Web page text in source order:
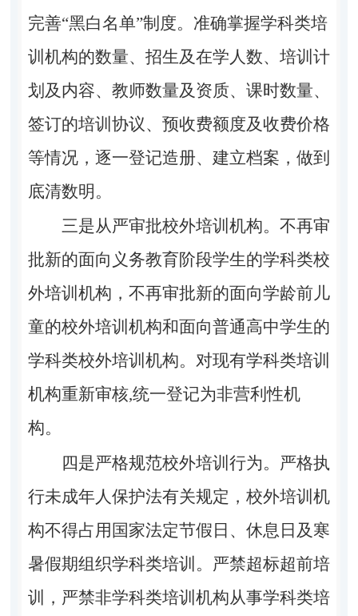
完善“黑白名单”制度。准确掌握学科类培
训机构的数量、招生及在学人数、培训计
划及内容、教师数量及资质、课时数量、
签订的培训协议、预收费额度及收费价格
等情况，逐一登记造册、建立档案，做到
底清数明。
三是从严审批校外培训机构。 不再审
批新的面向义务教育阶段学生的学科类校
外培训机构，不再审批新的面向学龄前儿
童的校外培训机构和面向普通高中学生的
学科类校外培训机构。对现有学科类培训
机构重新审核,统一登记为非营利性机
构。
四是严格规范校外培训行为。 严格执
行未成年人保护法有关规定，校外培训机
构不得占用国家法定节假日、休息日及寒
暑假期组织学科类培训。严禁超标超前培
训，严禁非学科类培训机构从事学科类培